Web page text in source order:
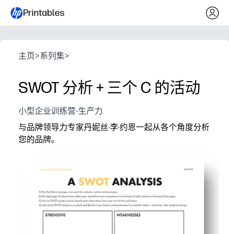
Printables
主页>系列集>
SWOT 分析 + 三个 C 的活动
小型企业训练营-生产力
与品牌领导力专家丹妮丝·李·约恩一起从各个角度分析
您的品牌。